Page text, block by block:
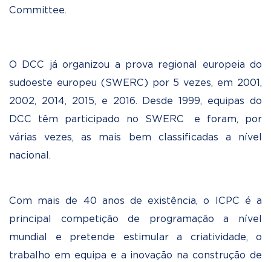
Committee.
O DCC já organizou a prova regional europeia do
sudoeste europeu (SWERC) por 5 vezes, em 2001,
2002, 2014, 2015, e 2016. Desde 1999, equipas do
DCC têm participado no SWERC e foram, por
várias vezes, as mais bem classificadas a nível
nacional.
Com mais de 40 anos de existência, o ICPC é a
principal competição de programação a nível
mundial e pretende estimular a criatividade, o
trabalho em equipa e a inovação na construção de